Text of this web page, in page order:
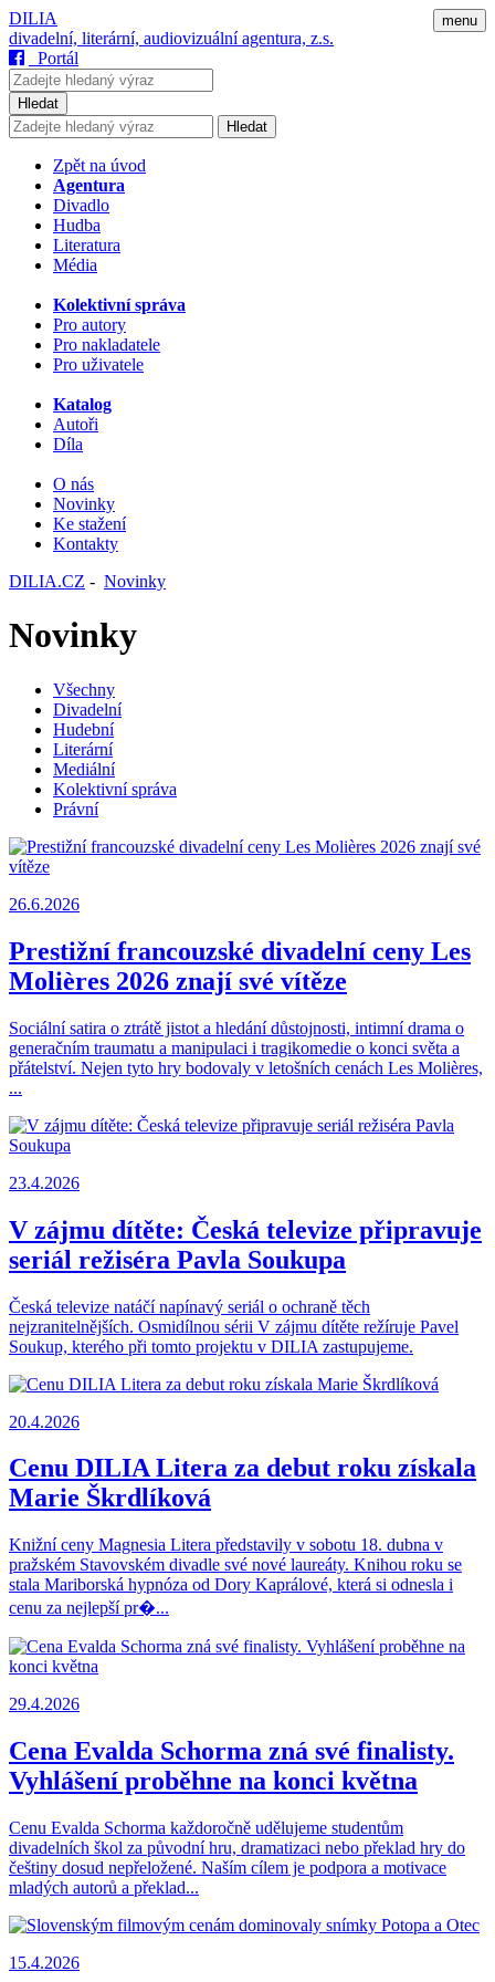
menu
DILIA
divadelní, literární, audiovizuální agentura, z.s.
Portál
Hledat
Hledat
Zpět na úvod
Agentura
Divadlo
Hudba
Literatura
Média
Kolektivní správa
Pro autory
Pro nakladatele
Pro uživatele
Katalog
Autoři
Díla
O nás
Novinky
Ke stažení
Kontakty
DILIA.CZ - Novinky
Novinky
Všechny
Divadelní
Hudební
Literární
Mediální
Kolektivní správa
Právní
26.6.2026
Prestižní francouzské divadelní ceny Les
Molières 2026 znají své vítěze
Sociální satira o ztrátě jistot a hledání důstojnosti, intimní drama o
generačním traumatu a manipulaci i tragikomedie o konci světa a
přátelství. Nejen tyto hry bodovaly v letošních cenách Les Molières,
...
23.4.2026
V zájmu dítěte: Česká televize připravuje
seriál režiséra Pavla Soukupa
Česká televize natáčí napínavý seriál o ochraně těch
nejzranitelnějších. Osmidílnou sérii V zájmu dítěte režíruje Pavel
Soukup, kterého při tomto projektu v DILIA zastupujeme.
20.4.2026
Cenu DILIA Litera za debut roku získala
Marie Škrdlíková
Knižní ceny Magnesia Litera představily v sobotu 18. dubna v
pražském Stavovském divadle své nové laureáty. Knihou roku se
stala Mariborská hypnóza od Dory Kaprálové, která si odnesla i
cenu za nejlepší pr�...
29.4.2026
Cena Evalda Schorma zná své finalisty.
Vyhlášení proběhne na konci května
Cenu Evalda Schorma každoročně udělujeme studentům
divadelních škol za původní hru, dramatizaci nebo překlad hry do
češtiny dosud nepřeložené. Naším cílem je podpora a motivace
mladých autorů a překlad...
15.4.2026